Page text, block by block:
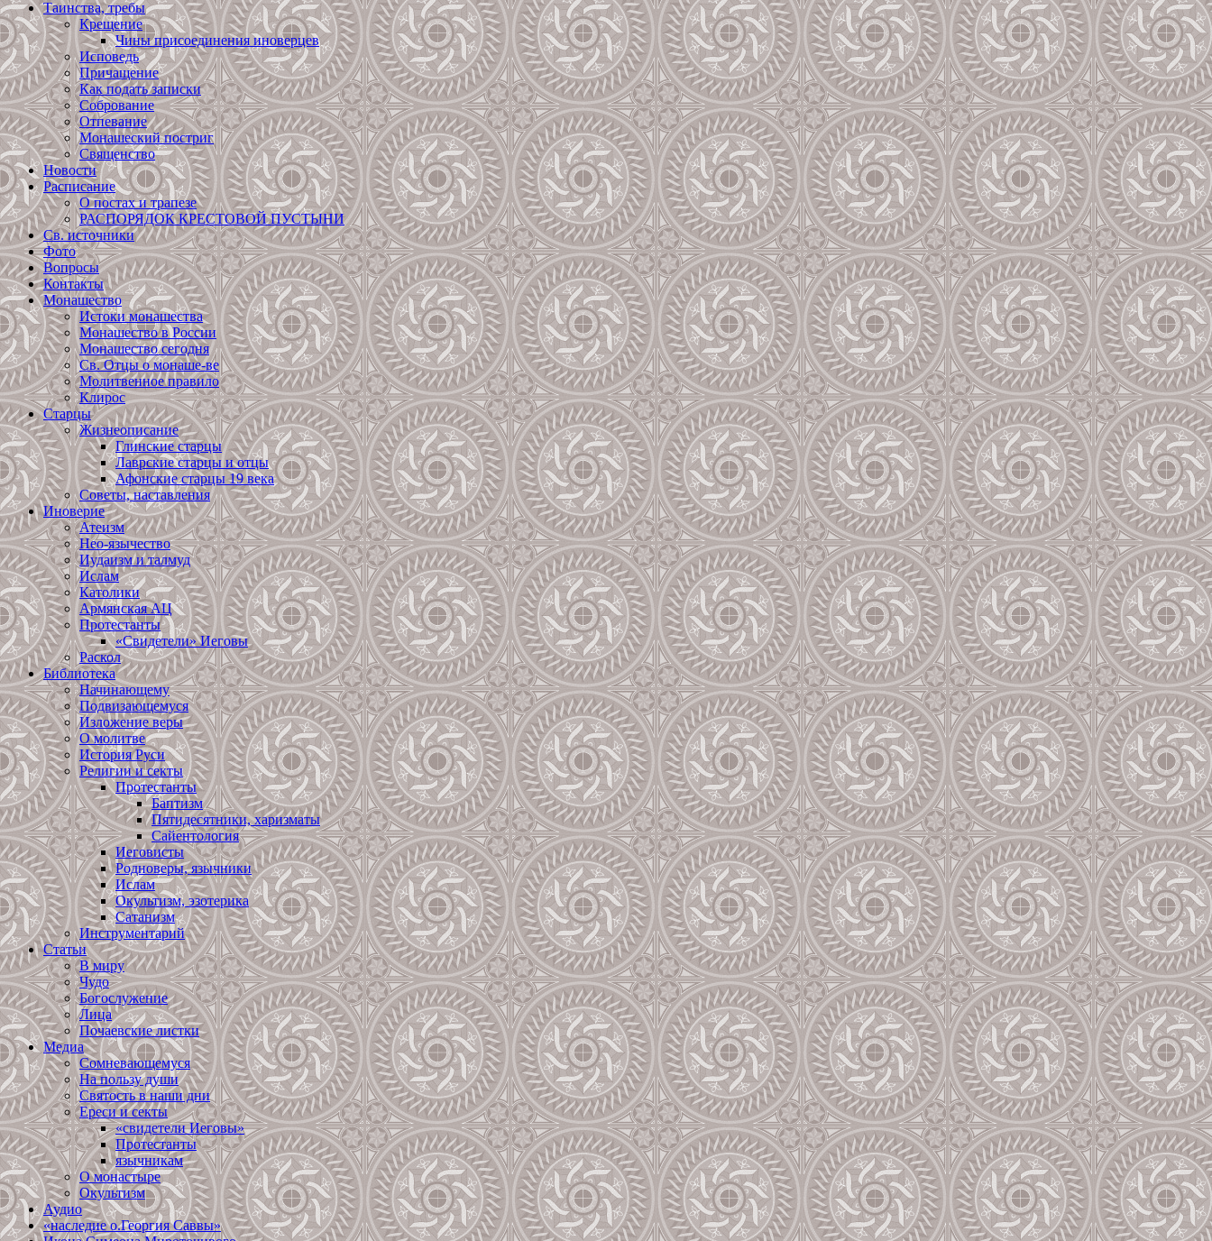
Таинства, требы
Крещение
Чины присоединения иноверцев
Исповедь
Причащение
Как подать записки
Собрование
Отпевание
Монашеский постриг
Священство
Новости
Расписание
О постах и трапезе
РАСПОРЯДОК КРЕСТОВОЙ ПУСТЫНИ
Св. источники
Фото
Вопросы
Контакты
Монашество
Истоки монашества
Монашество в России
Монашество сегодня
Св. Отцы о монаше-ве
Молитвенное правило
Клирос
Старцы
Жизнеописание
Глинские старцы
Лаврские старцы и отцы
Афонские старцы 19 века
Советы, наставления
Иноверие
Атеизм
Нео-язычество
Иудаизм и талмуд
Ислам
Католики
Армянская АЦ
Протестанты
«Свидетели» Иеговы
Раскол
Библиотека
Начинающему
Подвизающемуся
Изложение веры
О молитве
История Руси
Религии и секты
Протестанты
Баптизм
Пятидесятники, харизматы
Сайентология
Иеговисты
Родноверы, язычники
Ислам
Окультизм, эзотерика
Сатанизм
Инструментарий
Статьи
В миру
Чудо
Богослужение
Лица
Почаевские листки
Медиа
Сомневающемуся
На пользу души
Святость в наши дни
Ереси и секты
«свидетели Иеговы»
Протестанты
язычникам
О монастыре
Окультизм
Аудио
«наследие о.Георгия Саввы»